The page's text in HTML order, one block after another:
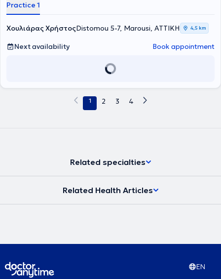
Practice 1
Χουλιάρας ΧρήστοςDistomou 5-7, Marousi, ΑΤΤΙΚΗ 4,5 km
Next availability Book appointment
1 2 3 4
Related specialties
Related Health Articles
EN